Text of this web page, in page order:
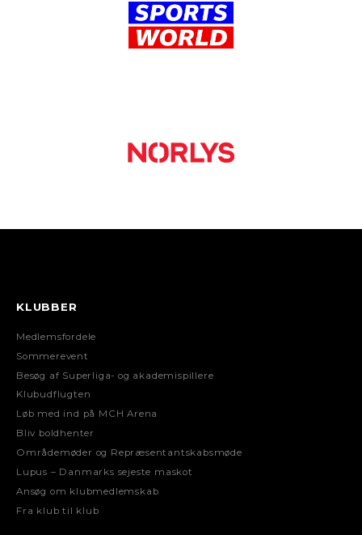
KLUBBER
Medlemsfordele
Sommerevent
Besøg af Superliga- og akademispillere
Klubudflugten
Løb med ind på MCH Arena
Bliv boldhenter
Områdemøder og Repræsentantskabsmøde
Lupus – Danmarks sejeste maskot
Ansøg om klubmedlemskab
Fra klub til klub